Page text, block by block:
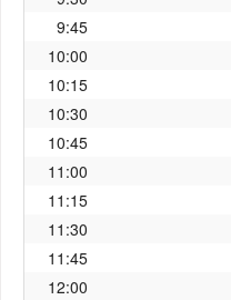
9:45
10:00
10:15
10:30
10:45
11:00
11:15
11:30
11:45
12:00